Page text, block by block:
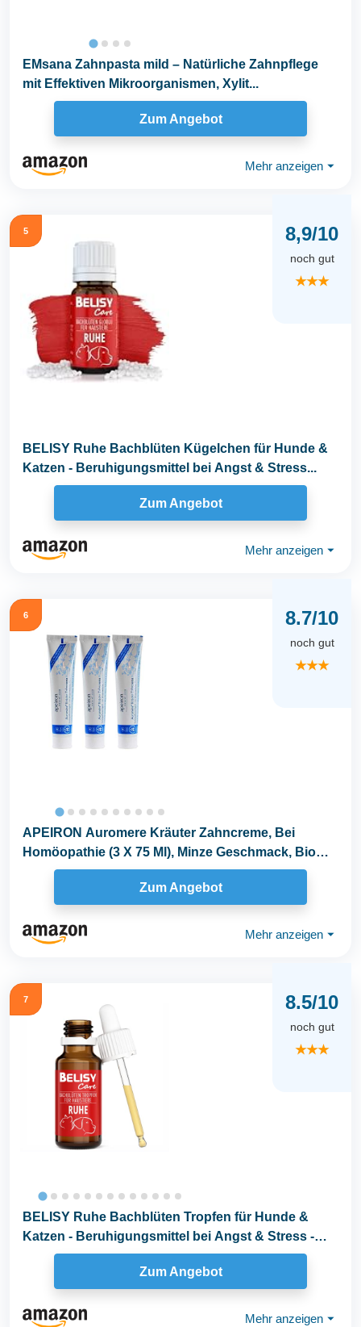
EMsana Zahnpasta mild – Natürliche Zahnpflege
mit Effektiven Mikroorganismen, Xylit...
Zum Angebot
Mehr anzeigen ⏷
5 8,9/10
noch gut
★★★
BELISY Ruhe Bachblüten Kügelchen für Hunde &
Katzen - Beruhigungsmittel bei Angst & Stress...
Zum Angebot
Mehr anzeigen ⏷
6 8.7/10
noch gut
★★★
APEIRON Auromere Kräuter Zahncreme, Bei
Homöopathie (3 X 75 Ml), Minze Geschmack, Bio
Zahnpasta...
Zum Angebot
Mehr anzeigen ⏷
7 8.5/10
noch gut
★★★
BELISY Ruhe Bachblüten Tropfen für Hunde &
Katzen - Beruhigungsmittel bei Angst & Stress -
Orig...
Zum Angebot
Mehr anzeigen ⏷